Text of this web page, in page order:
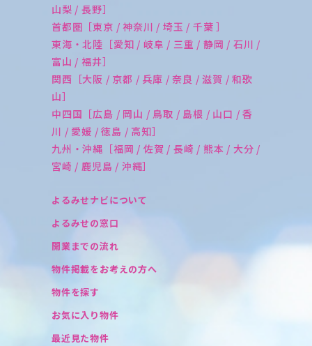
山梨 / 長野］
首都圏［東京 / 神奈川 / 埼玉 / 千葉 ］
東海・北陸［愛知 / 岐阜 / 三重 / 静岡 / 石川 /
富山 / 福井］
関西［大阪 / 京都 / 兵庫 / 奈良 / 滋賀 / 和歌
山］
中四国［広島 / 岡山 / 鳥取 / 島根 / 山口 / 香
川 / 愛媛 / 徳島 / 高知］
九州・沖縄［福岡 / 佐賀 / 長崎 / 熊本 / 大分 /
宮崎 / 鹿児島 / 沖縄］
よるみせナビについて
よるみせの窓口
開業までの流れ
物件掲載をお考えの方へ
物件を探す
お気に入り物件
最近見た物件